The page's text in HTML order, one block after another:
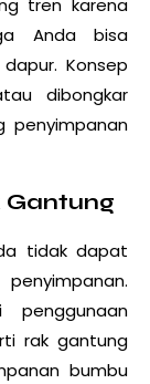
tren karena
Anda bisa
Konsep
dibongkar
penyimpanan
Gantung
tidak dapat
penggunaan
rak gantung
bumbu